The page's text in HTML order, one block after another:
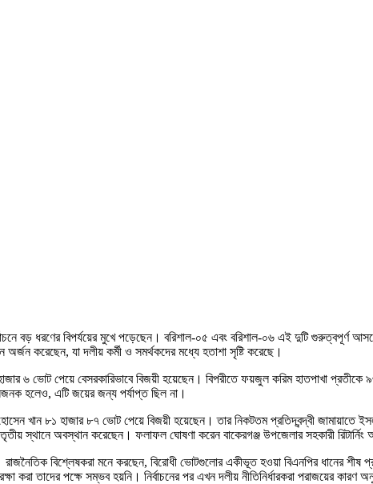
বড় ধরণের বিপর্যয়ের মুখে পড়েছেন। বরিশাল-০৫ এবং বরিশাল-০৬ এই দুটি গুরুত্বপূর্ণ
করেছেন, যা দলীয় কর্মী ও সমর্থকদের মধ্যে হতাশা সৃষ্টি করেছে।
৬ ভোট পেয়ে বেসরকারিভাবে বিজয়ী হয়েছেন। বিপরীতে ফয়জুল করিম হাতপাখা
হলেও, এটি জয়ের জন্য পর্যাপ্ত ছিল না।
৮১ হাজার ৮৭ ভোট পেয়ে বিজয়ী হয়েছেন। তার নিকটতম প্রতিদ্বন্দ্বী জামায়াতে
স্থানে অবস্থান করেছেন। ফলাফল ঘোষণা করেন বাকেরগঞ্জ উপজেলার সহকারী
বিশ্লেষকরা মনে করছেন, বিরোধী ভোটগুলোর একীভূত হওয়া বিএনপির ধানের শীষ
করা তাদের পক্ষে সম্ভব হয়নি। নির্বাচনের পর এখন দলীয় নীতিনির্ধারকরা পরাজয়ের কারণ